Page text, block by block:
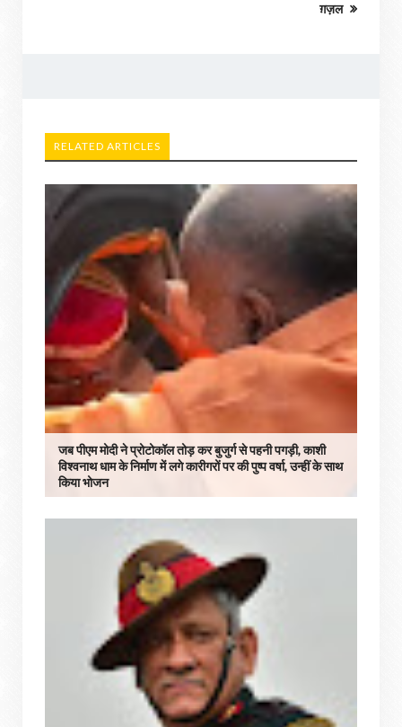
ग़ज़ल
RELATED ARTICLES
जब पीएम मोदी ने प्रोटोकॉल तोड़ कर बुजुर्ग से पहनी पगड़ी, काशी
विश्वनाथ धाम के निर्माण में लगे कारीगरों पर की पुष्प वर्षा, उन्हीं के साथ
किया भोजन